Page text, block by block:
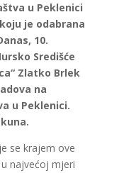
u Peklenici
je odabrana
10.
Središće
Zlatko Brlek
na
u Peklenici.
se krajem ove
najvećoj mjeri